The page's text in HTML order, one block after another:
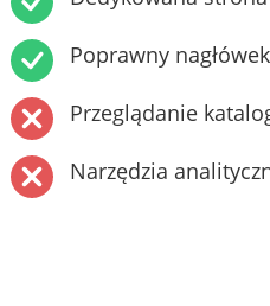
Poprawny
Przeglądanie
Narzędzia